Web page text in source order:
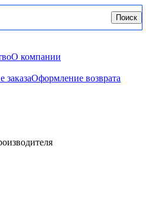
Поиск
О компании
заказаОформление возврата